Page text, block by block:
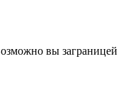
вы заграницей